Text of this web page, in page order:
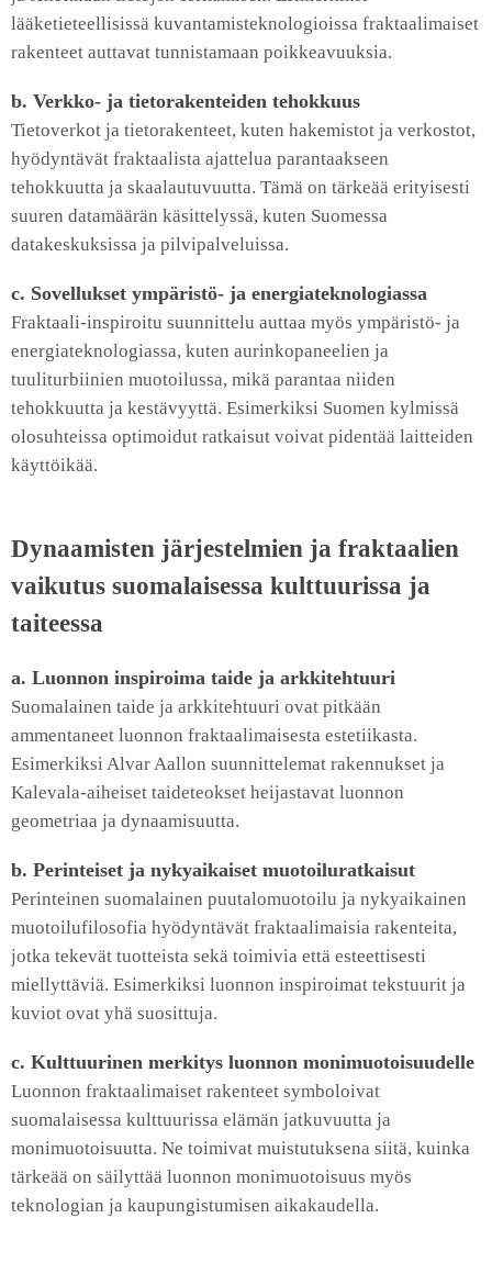
lääketieteellisissä kuvantamisteknologioissa fraktaalimaiset
rakenteet auttavat tunnistamaan poikkeavuuksia.
b. Verkko- ja tietorakenteiden tehokkuus
Tietoverkot ja tietorakenteet, kuten hakemistot ja verkostot,
hyödyntävät fraktaalista ajattelua parantaakseen
tehokkuutta ja skaalautuvuutta. Tämä on tärkeää erityisesti
suuren datamäärän käsittelyssä, kuten Suomessa
datakeskuksissa ja pilvipalveluissa.
c. Sovellukset ympäristö- ja energiateknologiassa
Fraktaali-inspiroitu suunnittelu auttaa myös ympäristö- ja
energiateknologiassa, kuten aurinkopaneelien ja
tuuliturbiinien muotoilussa, mikä parantaa niiden
tehokkuutta ja kestävyyttä. Esimerkiksi Suomen kylmissä
olosuhteissa optimoidut ratkaisut voivat pidentää laitteiden
käyttöikää.
Dynaamisten järjestelmien ja fraktaalien
vaikutus suomalaisessa kulttuurissa ja
taiteessa
a. Luonnon inspiroima taide ja arkkitehtuuri
Suomalainen taide ja arkkitehtuuri ovat pitkään
ammentaneet luonnon fraktaalimaisesta estetiikasta.
Esimerkiksi Alvar Aallon suunnittelemat rakennukset ja
Kalevala-aiheiset taideteokset heijastavat luonnon
geometriaa ja dynaamisuutta.
b. Perinteiset ja nykyaikaiset muotoiluratkaisut
Perinteinen suomalainen puutalomuotoilu ja nykyaikainen
muotoilufilosofia hyödyntävät fraktaalimaisia rakenteita,
jotka tekevät tuotteista sekä toimivia että esteettisesti
miellyttäviä. Esimerkiksi luonnon inspiroimat tekstuurit ja
kuviot ovat yhä suosittuja.
c. Kulttuurinen merkitys luonnon monimuotoisuudelle
Luonnon fraktaalimaiset rakenteet symboloivat
suomalaisessa kulttuurissa elämän jatkuvuutta ja
monimuotoisuutta. Ne toimivat muistutuksena siitä, kuinka
tärkeää on säilyttää luonnon monimuotoisuus myös
teknologian ja kaupungistumisen aikakaudella.